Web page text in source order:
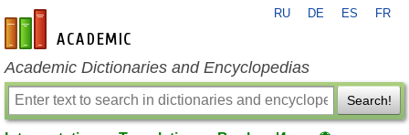
en-academic.com
RU DE ES FR
Academic Dictionaries and Encyclopedias
Search!